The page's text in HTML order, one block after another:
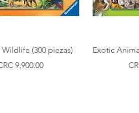
Vista rápida(300 piezas)
9,900.00
Exotic